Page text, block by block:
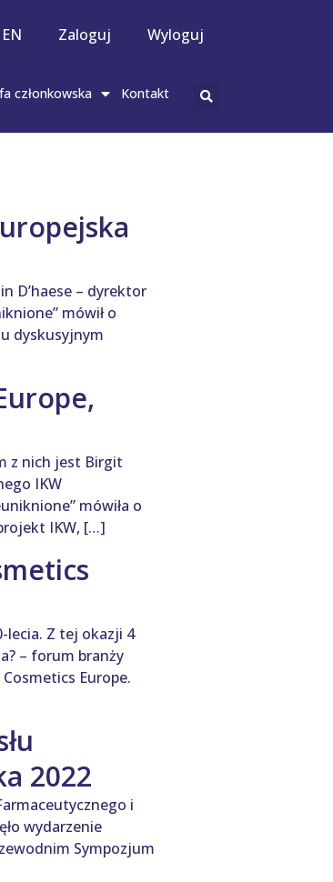
EN Zaloguj Wyloguj
członkowska Kontakt
D’haese – dyrektor
mówił o
dyskusyjnym
z nich jest Birgit
IKW
mówiła o
IKW, […]
lecia. Z tej okazji 4
– forum branży
Europe.
2022
i
wydarzenie
Sympozjum